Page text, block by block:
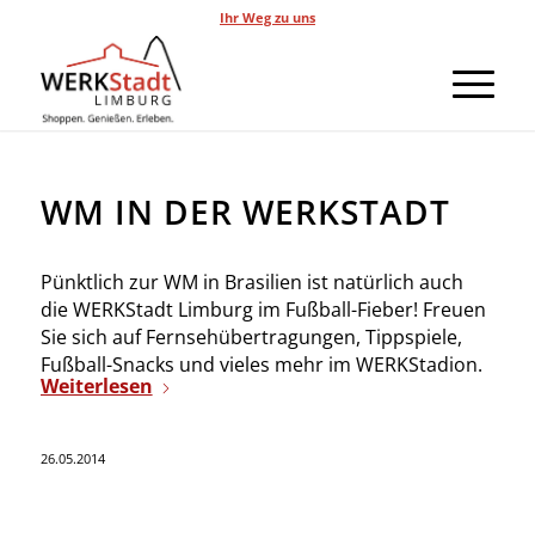
Ihr Weg zu uns
WM IN DER WERKSTADT
Pünktlich zur WM in Brasilien ist natürlich auch
die WERKStadt Limburg im Fußball-Fieber! Freuen
Sie sich auf Fernsehübertragungen, Tippspiele,
Fußball-Snacks und vieles mehr im WERKStadion.
Weiterlesen
26.05.2014